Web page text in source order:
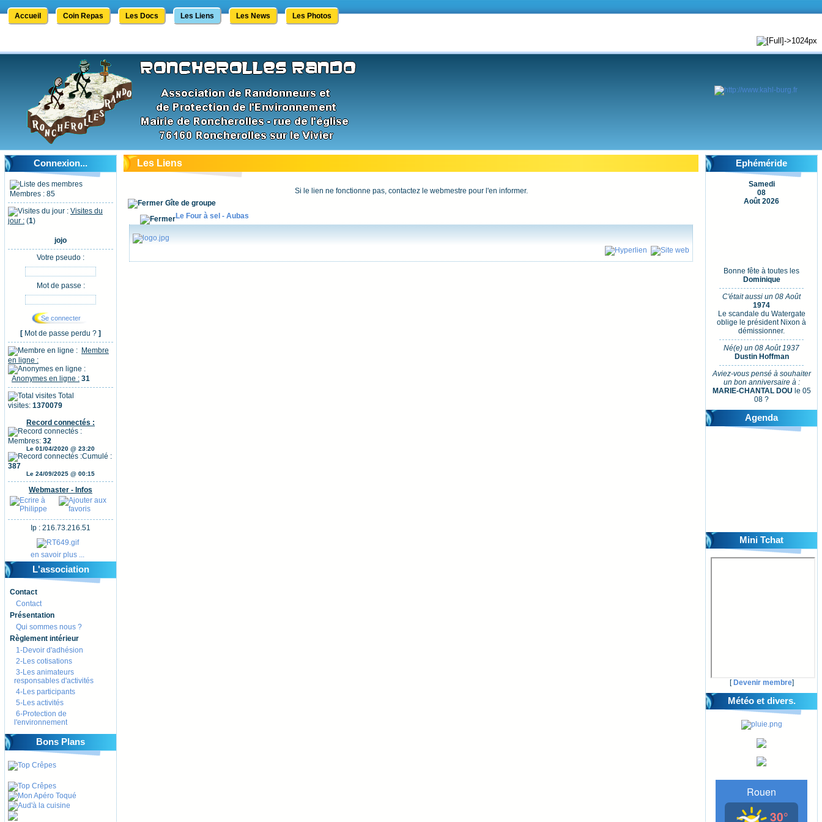
Accueil Coin Repas Les Docs Les Liens Les News Les Photos
Connexion...
Membres : 85
Visites du
jour : (1)
jojo
Votre pseudo :
Mot de passe :
[ Mot de passe perdu ? ]
Membre
en ligne :
Anonymes en ligne : 31
Total
visites: 1370079
Record connectés :
Membres: 32
Le 01/04/2020 @ 23:20
Cumulé :
387
Le 24/09/2025 @ 00:15
Webmaster - Infos
Ip : 216.73.216.51
en savoir plus ...
L'association
Contact
Contact
Présentation
Qui sommes nous ?
Règlement intérieur
1-Devoir d'adhésion
2-Les cotisations
3-Les animateurs
responsables d'activités
4-Les participants
5-Les activités
6-Protection de
l'environnement
Bons Plans
Les Liens
Si le lien ne fonctionne pas, contactez le webmestre pour l'en informer.
Gîte de groupe
Le Four à sel - Aubas
Ephéméride
Samedi
08
Août 2026
Bonne fête à toutes les
Dominique
C'était aussi un 08 Août
1974
Le scandale du Watergate
oblige le président Nixon à
démissionner.
Né(e) un 08 Août 1937
Dustin Hoffman
Aviez-vous pensé à souhaiter
un bon anniversaire à :
MARIE-CHANTAL DOU le 05
08 ?
Agenda
Mini Tchat
[ Devenir membre]
Météo et divers.